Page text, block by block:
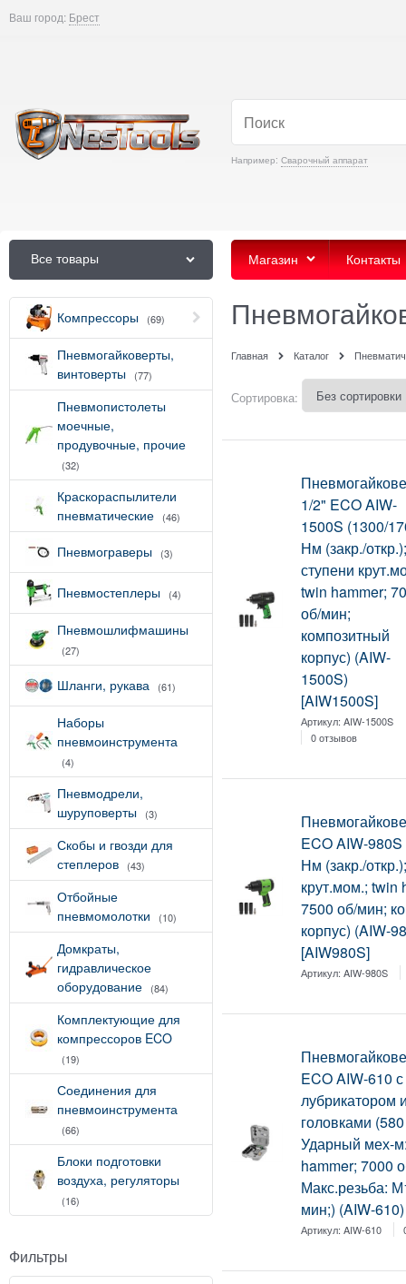
Ваш город: Брест
Например: Сварочный аппарат
Все товары Магазин Контакты
Компрессоры (69)
Пневмогайковерты,
винтоверты
(77)
Пневмопистолеты
моечные,
продувочные, прочие
(32)
Краскораспылители
пневматические
(46)
Пневмограверы (3)
Пневмостеплеры (4)
Пневмошлифмашины
(27)
Шланги, рукава (61)
Наборы
пневмоинструмента
(4)
Пневмодрели,
шуруповерты
(3)
Скобы и гвозди для
степлеров
(43)
Отбойные
пневмомолотки
(10)
Домкраты,
гидравлическое
оборудование
(84)
Комплектующие для
компрессоров ECO
(19)
Соединения для
пневмоинструмента
(66)
Блоки подготовки
воздуха, регуляторы
(16)
Фильтры
Главная Каталог
Сортировка:
1/2" ECO AIW-
1500S (1300/
Нм (закр./
ступени
twin hammer;
об/мин;
композитный
корпус) (AIW-
1500S)
[AIW1500S]
Артикул:AIW-1500S
0 отзывов
ECO AIW-
Нм (закр./
крут.мом.; twin
7500 об/мин;
корпус) (AIW-
[AIW980S]
Артикул:AIW-980S
ECO AIW-610 с
лубрикатором
головками
Ударный мех-
hammer; 7000
Макс.резьба:
мин;) (AIW-
Артикул:AIW-610